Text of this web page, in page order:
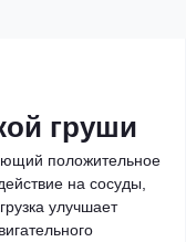
груши
положительное
на сосуды,
улучшает